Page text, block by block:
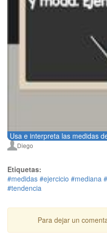
Usa e interpreta las medidas
Diego
Etiquetas:
#medidas #ejercicio #mediana
#tendencia
Para dejar un